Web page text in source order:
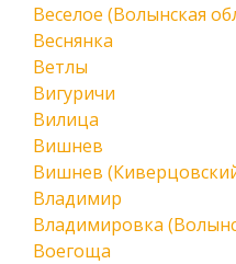
Веселое (Волынская
Веснянка
Ветлы
Вигуричи
Вилица
Вишнев
Вишнев
Владимир
Владимировка
Воегоща